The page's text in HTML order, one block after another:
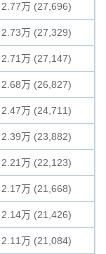
2.77万 (27,696)
2.73万 (27,329)
2.71万 (27,147)
2.68万 (26,827)
2.47万 (24,711)
2.39万 (23,882)
2.21万 (22,123)
2.17万 (21,668)
2.14万 (21,426)
2.11万 (21,084)